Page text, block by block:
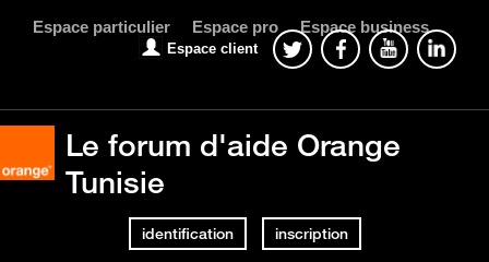
Espace particulier Espace pro Espace business
Espace client
Le forum d'aide Orange
Tunisie
identification inscription